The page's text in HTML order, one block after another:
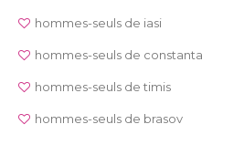
hommes-seuls de iasi
hommes-seuls de constanta
hommes-seuls de timis
hommes-seuls de brasov